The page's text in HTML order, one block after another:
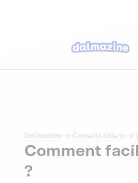
Dalmazine Conseils chiens
Comment
?